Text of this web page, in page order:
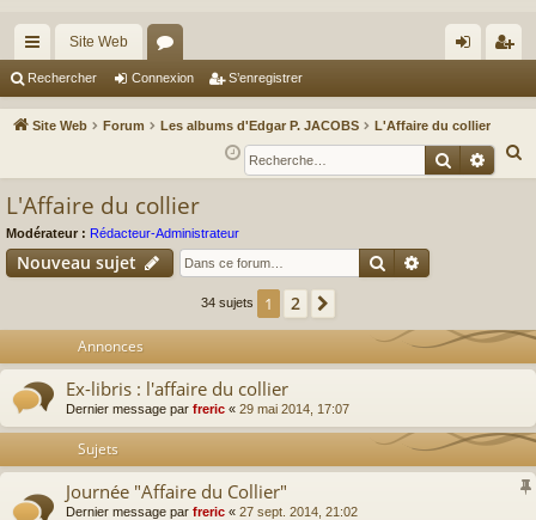
cc
ès
Site Web
or
u ne
xi
nr
eg
Rechercher Connexion S’enregistrer
Site Web Forum Les albums d'Edgar P. JACOBS
L'Affaire du collier
e
h
e
L'Affaire du collier
Modérateur : Rédacteur-Administrateur
Nouveau sujet Rechercher
34 sujets 1 2
Annonces
Ex-libris : l'affaire du collier
Dernier message par freric « 29 mai 2014, 17:07
Sujets
Journée "Affaire du Collier"
Dernier message par freric « 27 sept. 2014, 21:02